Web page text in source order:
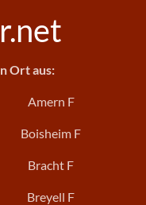
Ort aus:
Amern F
Boisheim F
Bracht F
Breyell F